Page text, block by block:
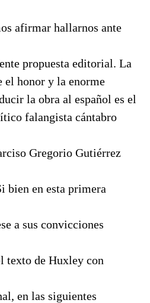
afirmar hallarnos ante
propuesta editorial. La
el honor y la enorme
la obra al español es el
falangista cántabro
Gregorio Gutiérrez
bien en esta primera
a sus convicciones
texto de Huxley con
en las siguientes